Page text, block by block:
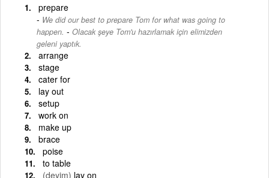
prepare
We did our best to prepare Tom for what was going to
happen. - Olacak şeye Tom'u hazırlamak için elimizden
geleni yaptık.
arrange
stage
cater for
lay out
setup
work on
make up
brace
poise
to table
(deyim) lay on